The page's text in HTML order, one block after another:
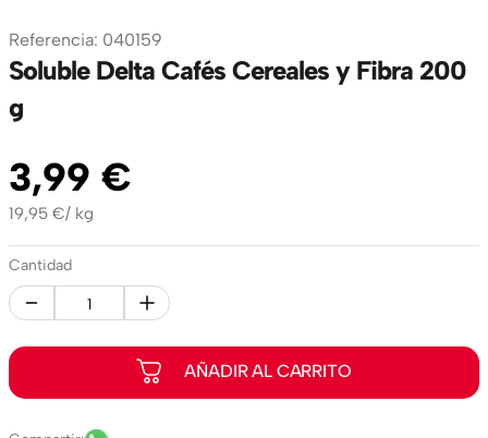
Referencia: 040159
Soluble Delta Cafés Cereales y Fibra 200
g
3,99 €
19,95 €/ kg
Cantidad